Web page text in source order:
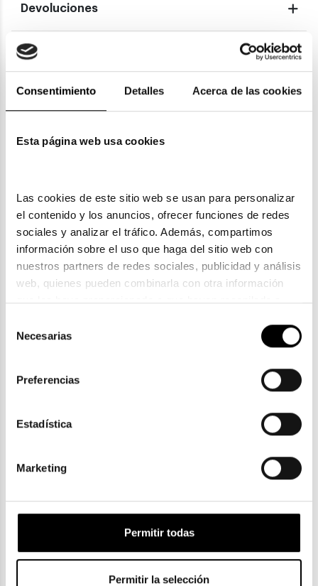
Consentimiento Detalles Acerca de las cookies
Esta página web usa cookies
Las cookies de este sitio web se usan para personalizar
el contenido y los anuncios, ofrecer funciones de redes
sociales y analizar el tráfico. Además, compartimos
información sobre el uso que haga del sitio web con
nuestros partners de redes sociales, publicidad y análisis
web, quienes pueden combinarla con otra información
que les haya proporcionado o que hayan recopilado a
la política de privacidad en el siguiente
. Consulta
Necesarias
Preferencias
Estadística
Marketing
Permitir todas
Permitir la selección
Devoluciones
Garantías
2 colores
Recogida en tienda